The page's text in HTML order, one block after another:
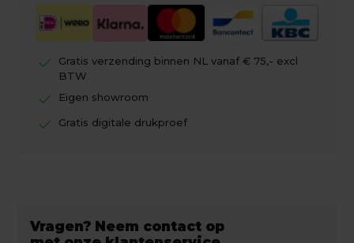
check
Gratis verzending binnen NL vanaf € 75,- excl
BTW
check Eigen showroom
check Gratis digitale drukproef
Vragen? Neem contact op